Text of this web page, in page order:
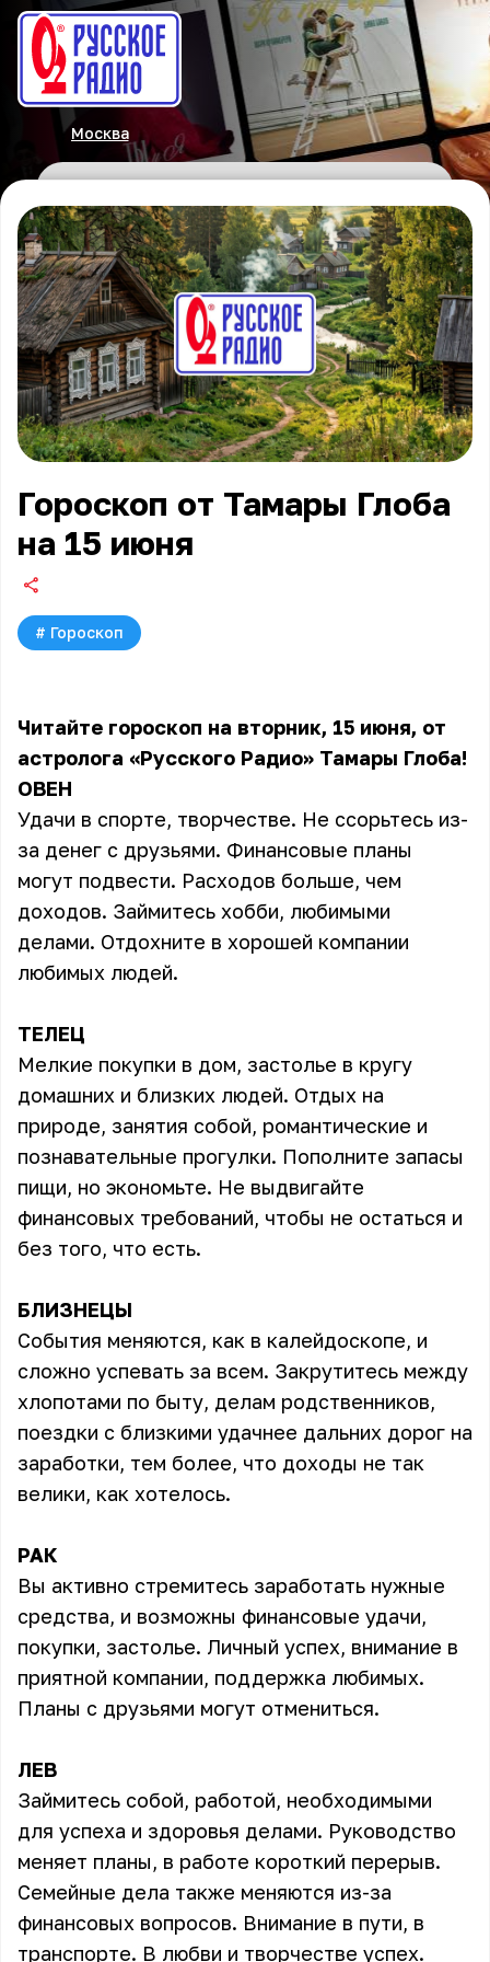
Москва
Гороскоп от Тамары Глоба
на 15 июня
# Гороскоп
Читайте гороскоп на вторник, 15 июня, от
астролога «Русского Радио» Тамары Глоба!
ОВЕН
Удачи в спорте, творчестве. Не ссорьтесь из-
за денег с друзьями. Финансовые планы
могут подвести. Расходов больше, чем
доходов. Займитесь хобби, любимыми
делами. Отдохните в хорошей компании
любимых людей.
ТЕЛЕЦ
Мелкие покупки в дом, застолье в кругу
домашних и близких людей. Отдых на
природе, занятия собой, романтические и
познавательные прогулки. Пополните запасы
пищи, но экономьте. Не выдвигайте
финансовых требований, чтобы не остаться и
без того, что есть.
БЛИЗНЕЦЫ
События меняются, как в калейдоскопе, и
сложно успевать за всем. Закрутитесь между
хлопотами по быту, делам родственников,
поездки с близкими удачнее дальних дорог на
заработки, тем более, что доходы не так
велики, как хотелось.
РАК
Вы активно стремитесь заработать нужные
средства, и возможны финансовые удачи,
покупки, застолье. Личный успех, внимание в
приятной компании, поддержка любимых.
Планы с друзьями могут отмениться.
ЛЕВ
Займитесь собой, работой, необходимыми
для успеха и здоровья делами. Руководство
меняет планы, в работе короткий перерыв.
Семейные дела также меняются из-за
финансовых вопросов. Внимание в пути, в
транспорте. В любви и творчестве успех.